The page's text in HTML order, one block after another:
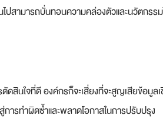
ปสามารถบั่นทอนความคล่องตัวและนวัตกรร
ดสินใจที่ดี องค์กรก็จะเสี่ยงที่จะสูญเสียข้อมูล
ารทำผิดซ้ำและพลาดโอกาสในการปรับปรุง